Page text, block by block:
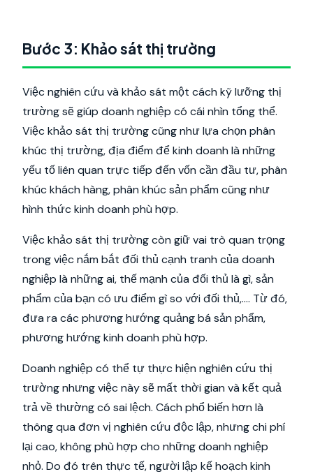
Bước 3: Khảo sát thị trường
Việc nghiên cứu và khảo sát một cách kỹ lưỡng thị
trường sẽ giúp doanh nghiệp có cái nhìn tổng thể.
Việc khảo sát thị trường cũng như lựa chọn phân
khúc thị trường, địa điểm để kinh doanh là những
yếu tố liên quan trực tiếp đến vốn cần đầu tư, phân
khúc khách hàng, phân khúc sản phẩm cũng như
hình thức kinh doanh phù hợp.
Việc khảo sát thị trường còn giữ vai trò quan trọng
trong việc nắm bắt đối thủ cạnh tranh của doanh
nghiệp là những ai, thế mạnh của đối thủ là gì, sản
phẩm của bạn có ưu điểm gì so với đối thủ,…. Từ đó,
đưa ra các phương hướng quảng bá sản phẩm,
phương hướng kinh doanh phù hợp.
Doanh nghiệp có thể tự thực hiện nghiên cứu thị
trường nhưng việc này sẽ mất thời gian và kết quả
trả về thường có sai lệch. Cách phổ biến hơn là
thông qua đơn vị nghiên cứu độc lập, nhưng chi phí
lại cao, không phù hợp cho những doanh nghiệp
nhỏ. Do đó trên thực tế, người lập kế hoạch kinh